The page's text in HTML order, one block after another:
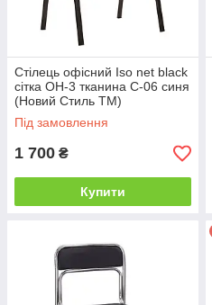
Стілець офісний Iso net black
сітка ОН-3 тканина С-06 синя
(Новий Стиль ТМ)
Під замовлення
1 700 ₴
Купити